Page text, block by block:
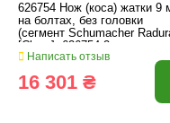
626754 Нож (коса) жатки 9
на болтах, без головки
(сегмент Schumacher
[Claas], 626754.2
Написать отзыв
16 301 ₴